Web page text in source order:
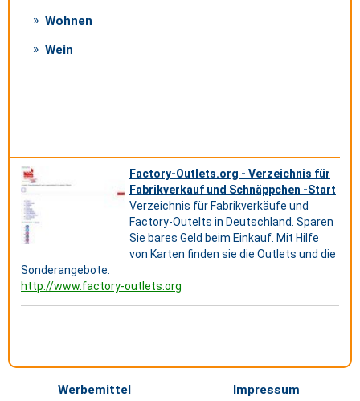
Wohnen
Wein
Factory-Outlets.org - Verzeichnis für
Fabrikverkauf und Schnäppchen -Start
Verzeichnis für Fabrikverkäufe und
Factory-Outelts in Deutschland. Sparen
Sie bares Geld beim Einkauf. Mit Hilfe
von Karten finden sie die Outlets und die
Sonderangebote.
http://www.factory-outlets.org
Werbemittel Impressum